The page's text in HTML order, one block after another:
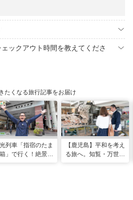
ックアウト時間を教えてくださ
たくなる旅行記事をお届け
列車「指宿のたま
」で行く！絶景グ
【鹿児島】平和を考え
る旅へ。知覧・万世で